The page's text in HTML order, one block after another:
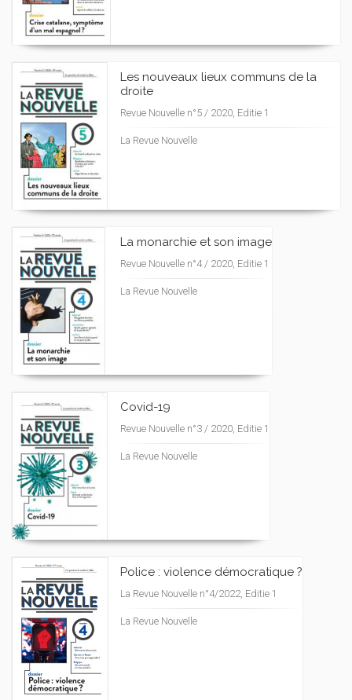
Les nouveaux lieux communs de la
droite
Revue Nouvelle n°5 / 2020, Editie 1
La Revue Nouvelle
La monarchie et son image
Revue Nouvelle n°4 / 2020, Editie 1
La Revue Nouvelle
Covid-19
Revue Nouvelle n°3 / 2020, Editie 1
La Revue Nouvelle
Police : violence démocratique ?
La Revue Nouvelle n°4/2022, Editie 1
La Revue Nouvelle